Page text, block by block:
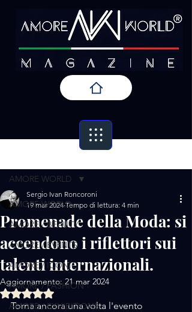
AMORE WORLD
AMORE / BEAUTY
AMORE / EVENTS
AMORE / ICONIC
AMORE / FASHION
AMORE / EXHIBITIONS
AMORE WORLD
Promenade della Moda: si
accendono i riflettori sui
talenti internazionali.
Sergio Ivan Roncoroni
19 mar 2024 Tempo di lettura: 4 min
Aggiornamento:21 mar 2024
Valutazione NaN stelle su 5.
Torna ancora una volta l'evento